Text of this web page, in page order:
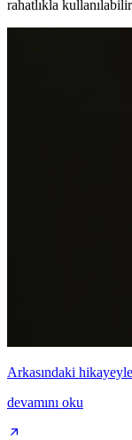
rahatlıkla
Arkasındaki
devamını oku